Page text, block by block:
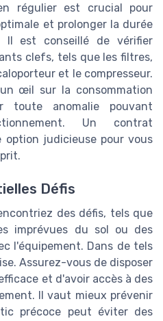
régulier est crucial pour
et prolonger la durée
Il est conseillé de vérifier
clefs, tels que les filtres,
et le compresseur.
œil sur la consommation
toute anomalie pouvant
Un contrat
judicieuse pour vous
Défis
des défis, tels que
imprévues du sol ou des
l'équipement. Dans de tels
Assurez-vous de disposer
et d'avoir accès à des
Il vaut mieux prévenir
précoce peut éviter des